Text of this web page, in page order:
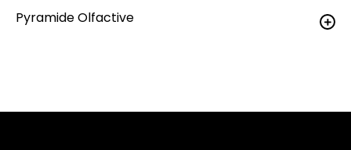
Pyramide Olfactive